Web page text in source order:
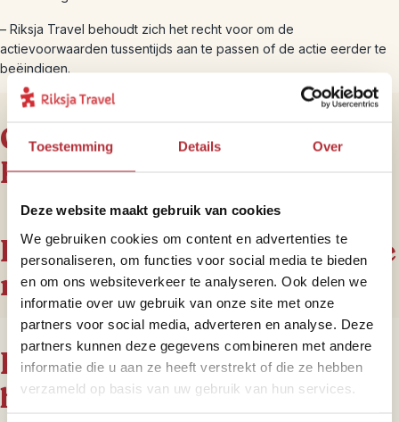
Toestemming Details Over
Deze website maakt gebruik van cookies
We gebruiken cookies om content en advertenties te
personaliseren, om functies voor social media te bieden
en om ons websiteverkeer te analyseren. Ook delen we
informatie over uw gebruik van onze site met onze
partners voor social media, adverteren en analyse. Deze
partners kunnen deze gegevens combineren met andere
informatie die u aan ze heeft verstrekt of die ze hebben
verzameld op basis van uw gebruik van hun services.
– Riksja Travel behoudt zich het recht voor om de
actievoorwaarden tussentijds aan te passen of de actie eerder te
beëindigen.
Ontdek de wereld met
Riksja Travel
Inspiratie opdoen? Lees onze
reisblogs
Kies uit meer dan 70
bestemmingen